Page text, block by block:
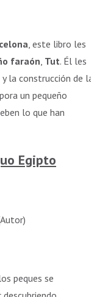
, este libro les
faraón Tut. Él les
construcción de las
un pequeño
lo que han
Egipto
peques se